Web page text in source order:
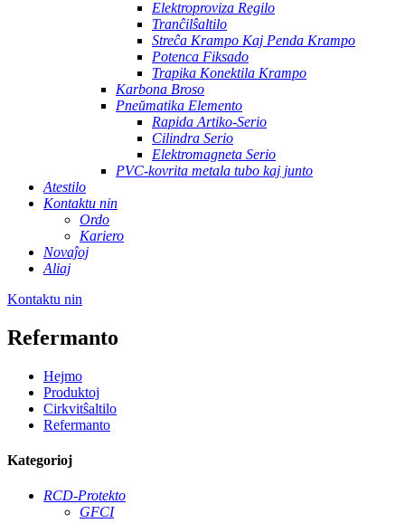
Elektroproviza Regilo
Tranĉilŝaltilo
Streĉa Krampo Kaj Penda Krampo
Potenca Fiksado
Trapika Konektila Krampo
Karbona Broso
Pneŭmatika Elemento
Rapida Artiko-Serio
Cilindra Serio
Elektromagneta Serio
PVC-kovrita metala tubo kaj junto
Atestilo
Kontaktu nin
Ordo
Kariero
Novaĵoj
Aliaj
Kontaktu nin
Refermanto
Hejmo
Produktoj
Cirkvitŝaltilo
Refermanto
Kategorioj
RCD-Protekto
GFCI